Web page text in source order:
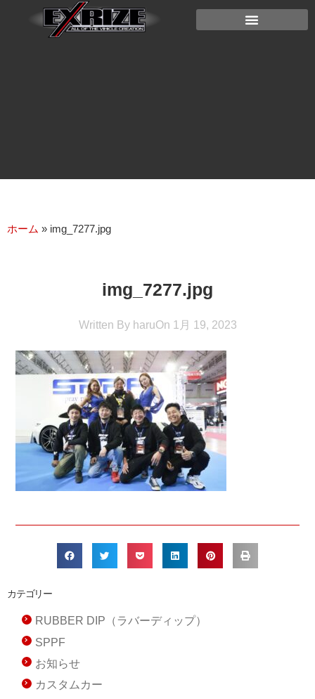
ホーム » img_7277.jpg
img_7277.jpg
Written ByharuOn 1月 19, 2023
カテゴリー
RUBBER DIP（ラバーディップ）
SPPF
お知らせ
カスタムカー